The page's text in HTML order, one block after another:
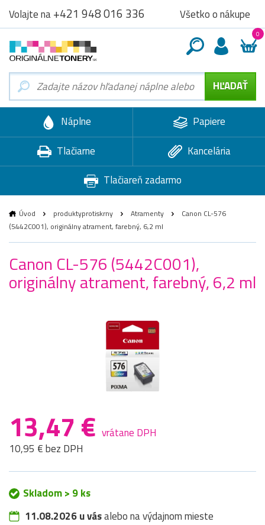
Volajte na+421 948 016 336 Všetko o nákupe
0
Náplne
Papiere
Tlačiarne
Kancelária
Tlačiareň zadarmo
Úvod produktyprotiskrny Atramenty
Canon CL-576
(5442C001), originálny atrament, farebný, 6,2 ml
Canon CL-576 (5442C001),
originálny atrament, farebný, 6,2 ml
13,47 € vrátane DPH
10,95 € bez DPH
Skladom > 9 ks
11.08.2026 u vásalebo na výdajnom mieste